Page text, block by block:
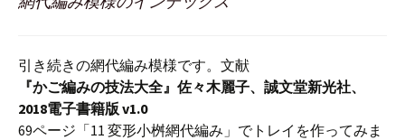
引き続きの網代編み模様です。文献
『かご編みの技法大全』佐々木麗子、誠文堂新光社、
2018電子書籍版 v1.0
69ページ「11 変形小桝網代編み」でトレイを作ってみま